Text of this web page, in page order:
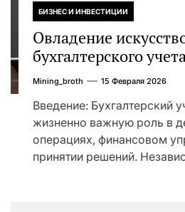
БИЗНЕС И ИНВЕСТИЦИИ
Овладение
бухгалтерского
руководство
Mining_broth 15 Февраля 2026
Введение: Бухгалтерский
жизненно важную роль в
операциях, финансовом
принятии решений.